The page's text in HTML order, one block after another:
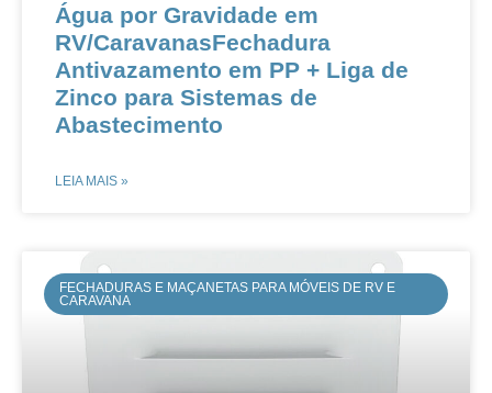
Água por Gravidade em
RV/CaravanasFechadura
Antivazamento em PP + Liga de
Zinco para Sistemas de
Abastecimento
LEIA MAIS »
FECHADURAS E MAÇANETAS PARA MÓVEIS DE RV E
CARAVANA